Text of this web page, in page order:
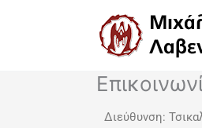
Διεύθυνση: